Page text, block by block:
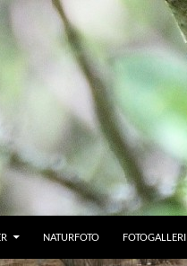
NATURFOTO FOTOGALLERI